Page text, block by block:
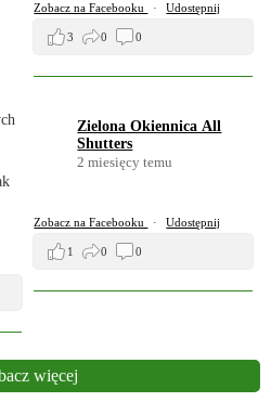
Zobacz na Facebooku · Udostępnij
3 0 0
Zielona Okiennica All
Shutters
2 miesięcy temu
Zobacz na Facebooku · Udostępnij
1 0 0
więcej